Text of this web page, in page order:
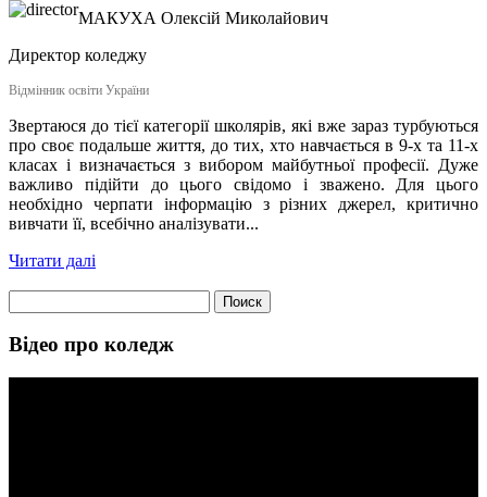
МАКУХА Олексій Миколайович
Директор коледжу
Відмінник освіти України
Звертаюся до тієї категорії школярів, які вже зараз турбуються
про своє подальше життя, до тих, хто навчається в 9-х та 11-х
класах і визначається з вибором майбутньої професії. Дуже
важливо підійти до цього свідомо і зважено. Для цього
необхідно черпати інформацію з різних джерел, критично
вивчати її, всебічно аналізувати...
Читати далі
Відео про коледж